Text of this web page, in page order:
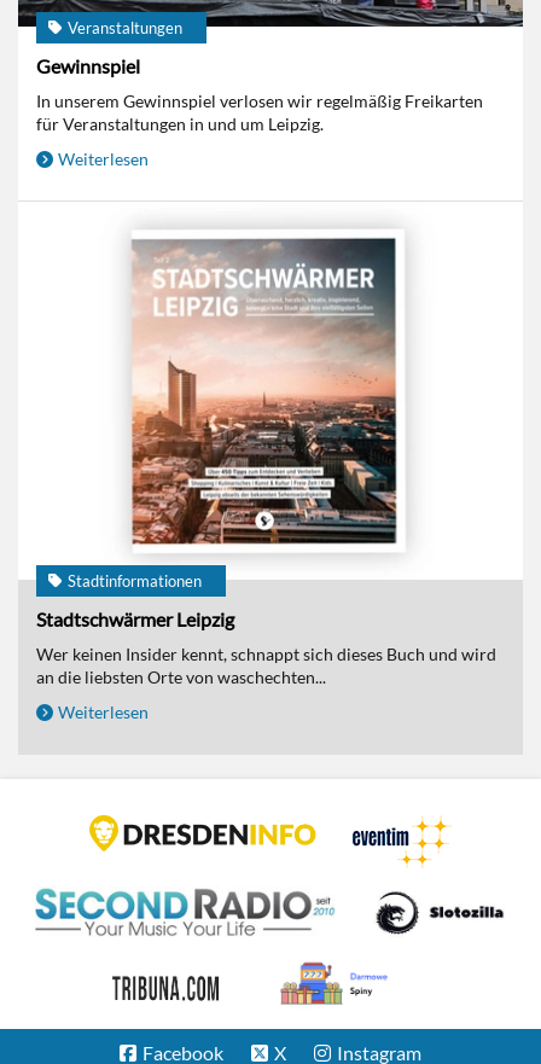
Veranstaltungen
Gewinnspiel
In unserem Gewinnspiel verlosen wir regelmäßig Freikarten
für Veranstaltungen in und um Leipzig.
Weiterlesen
Stadtinformationen
Stadtschwärmer Leipzig
Wer keinen Insider kennt, schnappt sich dieses Buch und wird
an die liebsten Orte von waschechten...
Weiterlesen
Facebook X Instagram